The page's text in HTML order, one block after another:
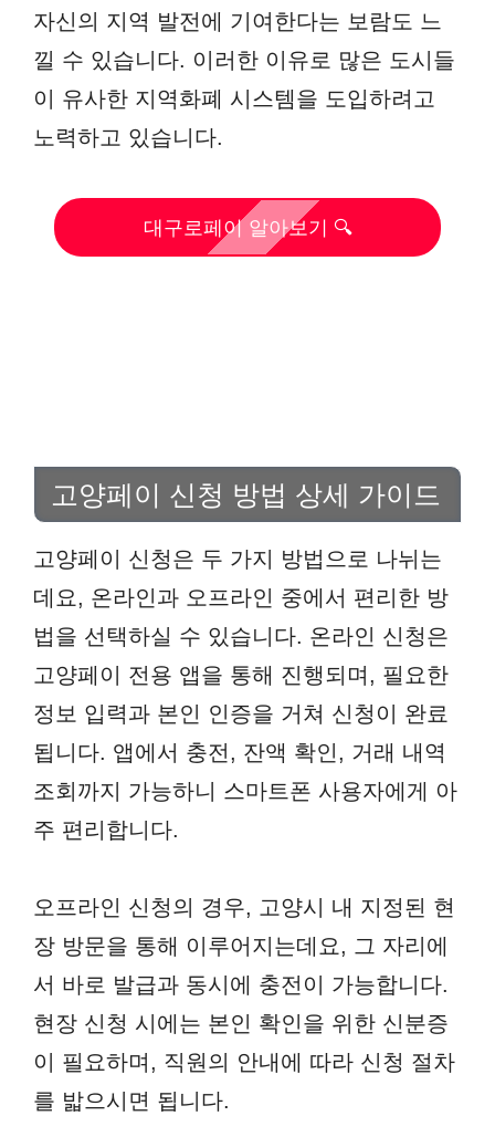
자신의 지역 발전에 기여한다는 보람도 느
낄 수 있습니다. 이러한 이유로 많은 도시들
이 유사한 지역화폐 시스템을 도입하려고
노력하고 있습니다.
대구로페이 알아보기 🔍
고양페이 신청 방법 상세 가이드
고양페이 신청은 두 가지 방법으로 나뉘는
데요, 온라인과 오프라인 중에서 편리한 방
법을 선택하실 수 있습니다. 온라인 신청은
고양페이 전용 앱을 통해 진행되며, 필요한
정보 입력과 본인 인증을 거쳐 신청이 완료
됩니다. 앱에서 충전, 잔액 확인, 거래 내역
조회까지 가능하니 스마트폰 사용자에게 아
주 편리합니다.
오프라인 신청의 경우, 고양시 내 지정된 현
장 방문을 통해 이루어지는데요, 그 자리에
서 바로 발급과 동시에 충전이 가능합니다.
현장 신청 시에는 본인 확인을 위한 신분증
이 필요하며, 직원의 안내에 따라 신청 절차
를 밟으시면 됩니다.